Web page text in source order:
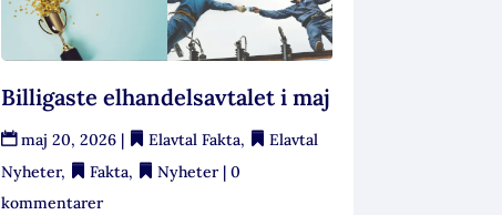
Billigaste elhandelsavtalet i maj
maj 20, 2026| Elavtal Fakta,
Elavtal
Nyheter, Fakta, Nyheter| 0
kommentarer